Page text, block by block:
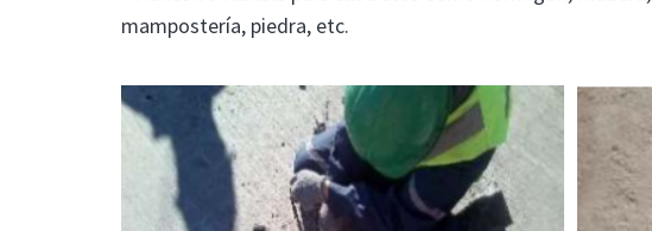
mampostería, piedra, etc.